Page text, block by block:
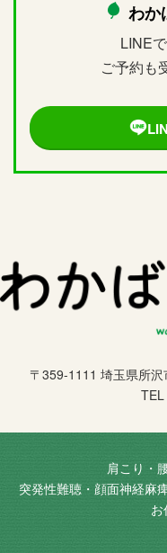
わか
LINE
ご予約も
〒359-1111 埼玉県所
肩こり・
突発性難聴・顔面神経麻
お